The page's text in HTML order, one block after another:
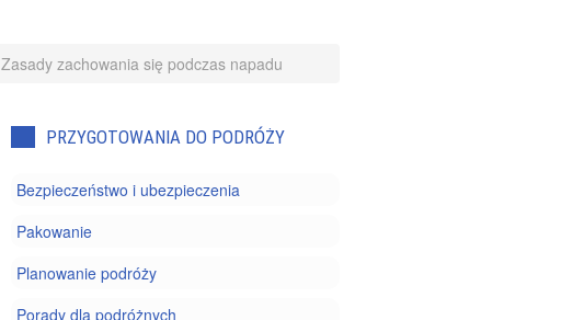
Zasady zachowania się podczas napadu
PRZYGOTOWANIA DO PODRÓŻY
Bezpieczeństwo i ubezpieczenia
Pakowanie
Planowanie podróży
Porady dla podróżnych